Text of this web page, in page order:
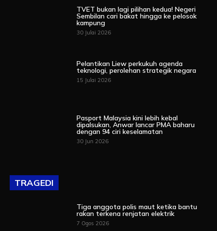
TVET bukan lagi pilihan kedua! Negeri
Sembilan cari bakat hingga ke pelosok
kampung
30 Julai 2026
Pelantikan Liew perkukuh agenda
teknologi, perolehan strategik negara
15 Julai 2026
Pasport Malaysia kini lebih kebal
dipalsukan, Anwar lancar PMA baharu
dengan 94 ciri keselamatan
30 Jun 2026
TRAGEDI
Tiga anggota polis maut ketika bantu
rakan terkena renjatan elektrik
7 Ogos 2026